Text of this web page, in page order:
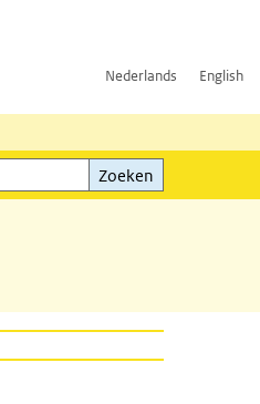
Nederlands English
Zoeken